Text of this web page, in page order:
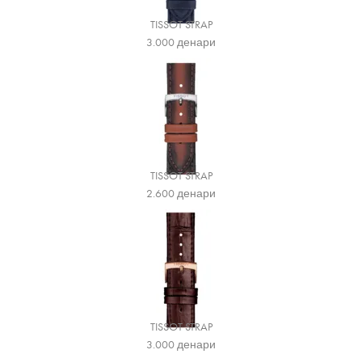
TISSOT STRAP
3.000денари
TISSOT STRAP
2.600денари
TISSOT STRAP
3.000денари